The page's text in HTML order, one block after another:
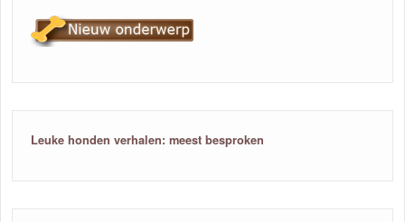
Leuke honden verhalen: meest besproken